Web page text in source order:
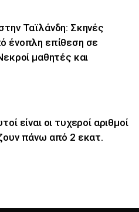
Ταϊλάνδη: Σκηνές
ένοπλη επίθεση σε
μαθητές και
είναι οι τυχεροί αριθμοί
πάνω από 2 εκατ.